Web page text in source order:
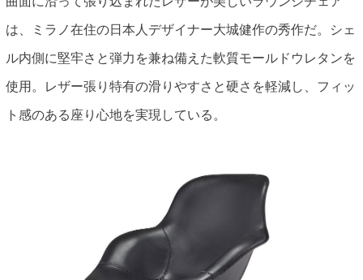
は、ミラノ在住の日本人デザイナー大城健作の秀作だ。シェ
ル内側に堅牢さと弾力を兼ね備えた軟質モールドウレタンを
使用。レザー張り特有の滑りやすさと硬さを軽減し、フィッ
ト感のある座り心地を実現している。